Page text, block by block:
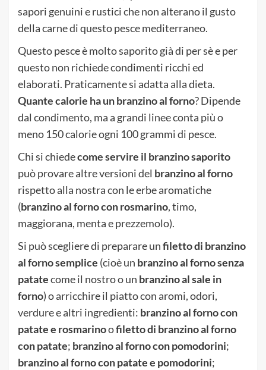
sapori genuini e rustici che non alterano il gusto
della carne di questo pesce mediterraneo.
Questo pesce è molto saporito già di per sè e per
questo non richiede condimenti ricchi ed
elaborati. Praticamente si adatta alla dieta.
Quante calorie ha un branzino al forno? Dipende
dal condimento, ma a grandi linee conta più o
meno 150 calorie ogni 100 grammi di pesce.
Chi si chiedecome servire il branzinosaporito
può provare altre versioni del branzino al forno
rispetto alla nostra con le erbe aromatiche
(branzino al forno con rosmarino, timo,
maggiorana, menta e prezzemolo).
Si può scegliere di preparare unfiletto di branzino
al forno semplice (cioè un branzino al forno senza
patatecome il nostro o un branzino al sale in
forno) o arricchire il piatto con aromi, odori,
verdure e altri ingredienti: branzino al forno con
patatee rosmarinoofiletto di branzino al forno
con patate; branzino al forno con pomodorini;
branzino al forno con patate e pomodorini;